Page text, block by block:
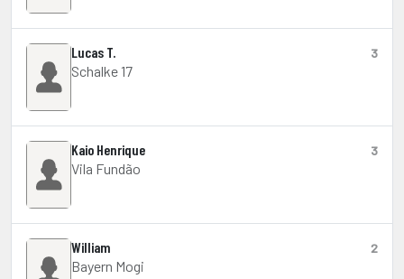
Lucas T.
Schalke 17
3
Kaio Henrique
Vila Fundão
3
William
Bayern Mogi
2